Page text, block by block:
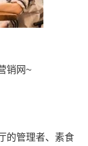
销网~
的管理者、素食